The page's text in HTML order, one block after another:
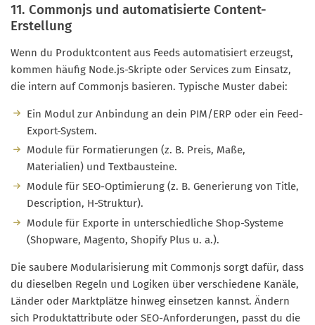
11. Commonjs und automatisierte Content-
Erstellung
Wenn du Produktcontent aus Feeds automatisiert erzeugst,
kommen häufig Node.js-Skripte oder Services zum Einsatz,
die intern auf Commonjs basieren. Typische Muster dabei:
Ein Modul zur Anbindung an dein PIM/ERP oder ein Feed-
Export-System.
Module für Formatierungen (z. B. Preis, Maße,
Materialien) und Textbausteine.
Module für SEO-Optimierung (z. B. Generierung von Title,
Description, H-Struktur).
Module für Exporte in unterschiedliche Shop-Systeme
(Shopware, Magento, Shopify Plus u. a.).
Die saubere Modularisierung mit Commonjs sorgt dafür, dass
du dieselben Regeln und Logiken über verschiedene Kanäle,
Länder oder Marktplätze hinweg einsetzen kannst. Ändern
sich Produktattribute oder SEO-Anforderungen, passt du die